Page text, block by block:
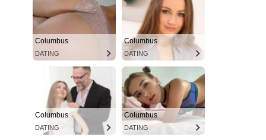
Columbus
DATING
Columbus
DATING
Columbus
DATING
Columbus
DATING